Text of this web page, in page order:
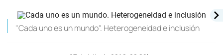
"Cada uno es un mundo". Heterogeneidad e inclusión